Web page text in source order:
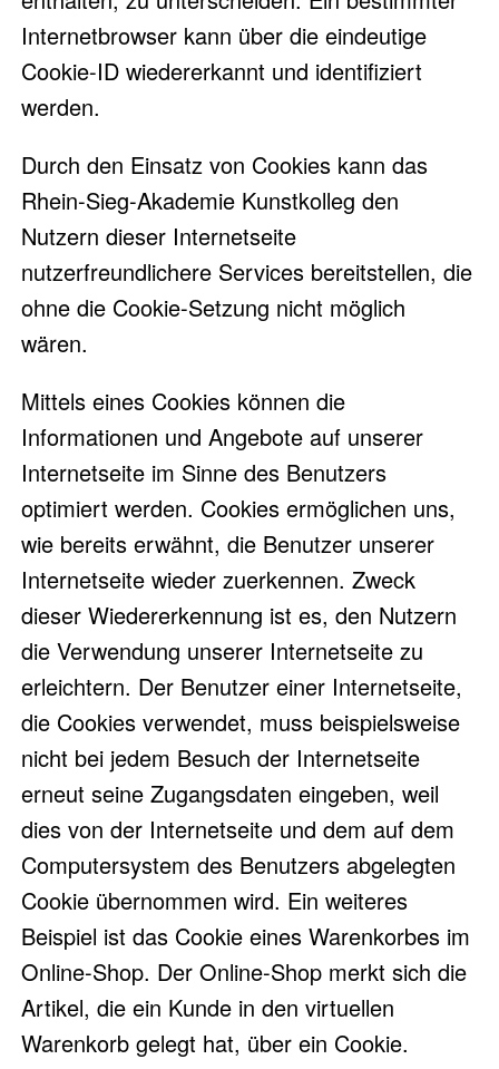
Internetbrowser kann über die eindeutige
Cookie-ID wiedererkannt und identifiziert
werden.
Durch den Einsatz von Cookies kann das
Rhein-Sieg-Akademie Kunstkolleg den
Nutzern dieser Internetseite
nutzerfreundlichere Services bereitstellen, die
ohne die Cookie-Setzung nicht möglich
wären.
Mittels eines Cookies können die
Informationen und Angebote auf unserer
Internetseite im Sinne des Benutzers
optimiert werden. Cookies ermöglichen uns,
wie bereits erwähnt, die Benutzer unserer
Internetseite wieder zuerkennen. Zweck
dieser Wiedererkennung ist es, den Nutzern
die Verwendung unserer Internetseite zu
erleichtern. Der Benutzer einer Internetseite,
die Cookies verwendet, muss beispielsweise
nicht bei jedem Besuch der Internetseite
erneut seine Zugangsdaten eingeben, weil
dies von der Internetseite und dem auf dem
Computersystem des Benutzers abgelegten
Cookie übernommen wird. Ein weiteres
Beispiel ist das Cookie eines Warenkorbes im
Online-Shop. Der Online-Shop merkt sich die
Artikel, die ein Kunde in den virtuellen
Warenkorb gelegt hat, über ein Cookie.